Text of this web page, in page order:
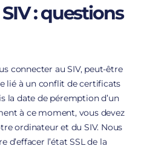
: questions
connecter au SIV, peut-être
lié à un conflit de certificats
la date de péremption d’un
à ce moment, vous devez
ordinateur et du SIV. Nous
l’état SSL de la